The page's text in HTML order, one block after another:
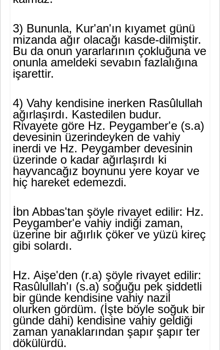
3) Bununla, Kur'an'ın kıyamet günü
mizanda ağır olacağı kasde-dilmiştir.
Bu da onun yararlarının çokluğuna ve
onunla ameldeki seva­bın fazlalığına
işarettir.
4) Vahy kendisine inerken Rasûlullah
ağırlaşırdı. Kastedilen bu­dur.
Rivayete göre Hz. Peygamber'e (s.a)
devesinin üzerindeyken de vahiy
inerdi ve Hz. Peygamber devesinin
üzerinde o kadar ağırlaşırdı ki
hayvancağız boynunu yere koyar ve
hiç hareket edemezdi.
İbn Abbas'tan şöyle rivayet edilir: Hz.
Peygamber'e vahiy indiği zaman,
üzerine bir ağırlık çöker ve yüzü kireç
gibi solardı.
Hz. Aişe'den (r.a) şöyle rivayet edilir:
Rasûlullah'ı (s.a) soğuğu pek şiddetli
bir günde kendisine vahiy nazil
olurken gördüm. (İşte böy­le soğuk bir
günde dahi) kendisine vahiy geldiği
zaman yanaklarından şapır şapır ter
dökülürdü.